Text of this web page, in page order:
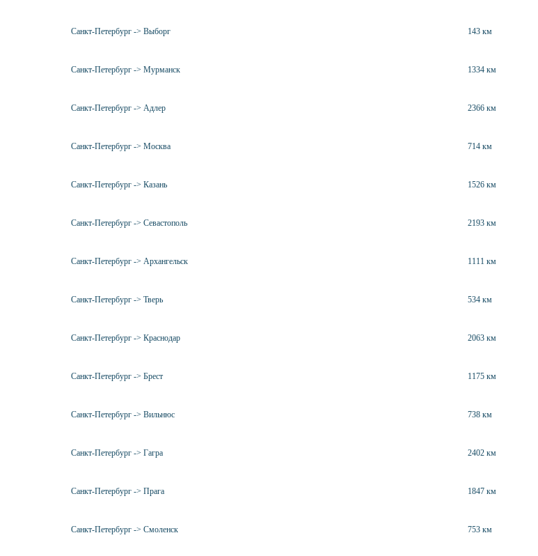
Санкт-Петербург -> Выборг 143 км
Санкт-Петербург -> Мурманск 1334 км
Санкт-Петербург -> Адлер 2366 км
Санкт-Петербург -> Москва 714 км
Санкт-Петербург -> Казань 1526 км
Санкт-Петербург -> Севастополь 2193 км
Санкт-Петербург -> Архангельск 1111 км
Санкт-Петербург -> Тверь 534 км
Санкт-Петербург -> Краснодар 2063 км
Санкт-Петербург -> Брест 1175 км
Санкт-Петербург -> Вильнюс 738 км
Санкт-Петербург -> Гагра 2402 км
Санкт-Петербург -> Прага 1847 км
Санкт-Петербург -> Смоленск 753 км